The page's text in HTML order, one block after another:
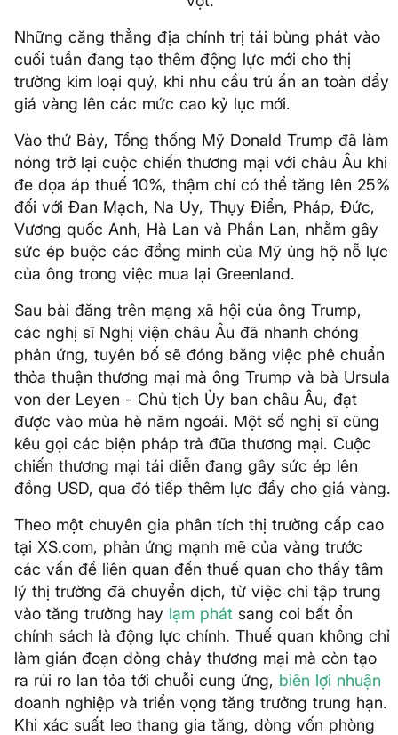
Những căng thẳng địa chính trị tái bùng phát vào
cuối tuần đang tạo thêm động lực mới cho thị
trường kim loại quý, khi nhu cầu trú ẩn an toàn đẩy
giá vàng lên các mức cao kỷ lục mới.
Vào thứ Bảy, Tổng thống Mỹ Donald Trump đã làm
nóng trở lại cuộc chiến thương mại với châu Âu khi
đe dọa áp thuế 10%, thậm chí có thể tăng lên 25%
đối với Đan Mạch, Na Uy, Thụy Điển, Pháp, Đức,
Vương quốc Anh, Hà Lan và Phần Lan, nhằm gây
sức ép buộc các đồng minh của Mỹ ủng hộ nỗ lực
của ông trong việc mua lại Greenland.
Sau bài đăng trên mạng xã hội của ông Trump,
các nghị sĩ Nghị viện châu Âu đã nhanh chóng
phản ứng, tuyên bố sẽ đóng băng việc phê chuẩn
thỏa thuận thương mại mà ông Trump và bà Ursula
von der Leyen - Chủ tịch Ủy ban châu Âu, đạt
được vào mùa hè năm ngoái. Một số nghị sĩ cũng
kêu gọi các biện pháp trả đũa thương mại. Cuộc
chiến thương mại tái diễn đang gây sức ép lên
đồng USD, qua đó tiếp thêm lực đẩy cho giá vàng.
Theo một chuyên gia phân tích thị trường cấp cao
tại XS.com, phản ứng mạnh mẽ của vàng trước
các vấn đề liên quan đến thuế quan cho thấy tâm
lý thị trường đã chuyển dịch, từ việc chỉ tập trung
vào tăng trưởng hay lạm phát sang coi bất ổn
chính sách là động lực chính. Thuế quan không chỉ
làm gián đoạn dòng chảy thương mại mà còn tạo
ra rủi ro lan tỏa tới chuỗi cung ứng, biên lợi nhuận
doanh nghiệp và triển vọng tăng trưởng trung hạn.
Khi xác suất leo thang gia tăng, dòng vốn phòng